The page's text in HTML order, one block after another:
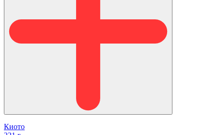
Киото